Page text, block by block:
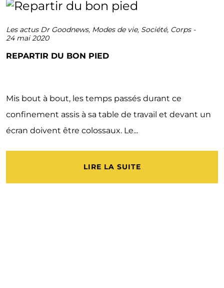
Les actus Dr Goodnews, Modes de vie, Société, Corps-
24 mai 2020
REPARTIR DU BON PIED
Mis bout à bout, les temps passés durant ce
confinement assis à sa table de travail et devant un
écran doivent être colossaux. Le...
LIRE LA SUITE